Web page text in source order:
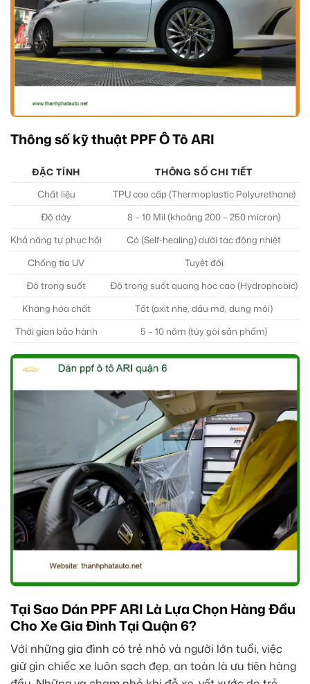
Thông số kỹ thuật PPF Ô Tô ARI
ĐẶC TÍNH
THÔNG SỐ CHI TIẾT
Chất liệu
TPU cao cấp (Thermoplastic Polyurethane)
Độ dày
8 – 10 Mil (khoảng 200 – 250 micron)
Khả năng tự phục hồi
Có (Self-healing) dưới tác động nhiệt
Chống tia UV
Tuyệt đối
Độ trong suốt
Độ trong suốt quang học cao (Hydrophobic)
Kháng hóa chất
Tốt (axit nhẹ, dầu mỡ, dung môi)
Thời gian bảo hành
5 – 10 năm (tùy gói sản phẩm)
Tại Sao Dán PPF ARI Là Lựa Chọn Hàng Đầu
Cho Xe Gia Đình Tại Quận 6?
Với những gia đình có trẻ nhỏ và người lớn tuổi, việc
giữ gìn chiếc xe luôn sạch đẹp, an toàn là ưu tiên hàng